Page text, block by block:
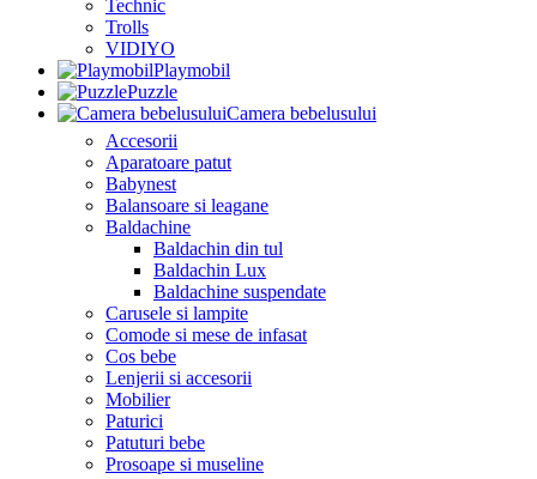
Technic
Trolls
VIDIYO
Playmobil
Puzzle
Camera bebelusului
Accesorii
Aparatoare patut
Babynest
Balansoare si leagane
Baldachine
Baldachin din tul
Baldachin Lux
Baldachine suspendate
Carusele si lampite
Comode si mese de infasat
Cos bebe
Lenjerii si accesorii
Mobilier
Paturici
Patuturi bebe
Prosoape si museline